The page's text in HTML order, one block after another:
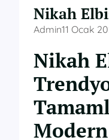
Nikah
Admin11 Ocak
Nikah